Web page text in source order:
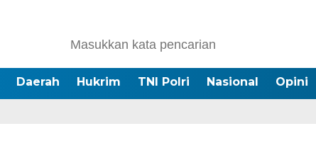
Daerah Hukrim TNI Polri Nasional Opini